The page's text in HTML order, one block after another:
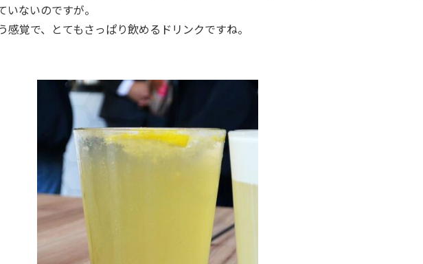
ないのですが。
覚で、とてもさっぱり飲めるドリンクですね。